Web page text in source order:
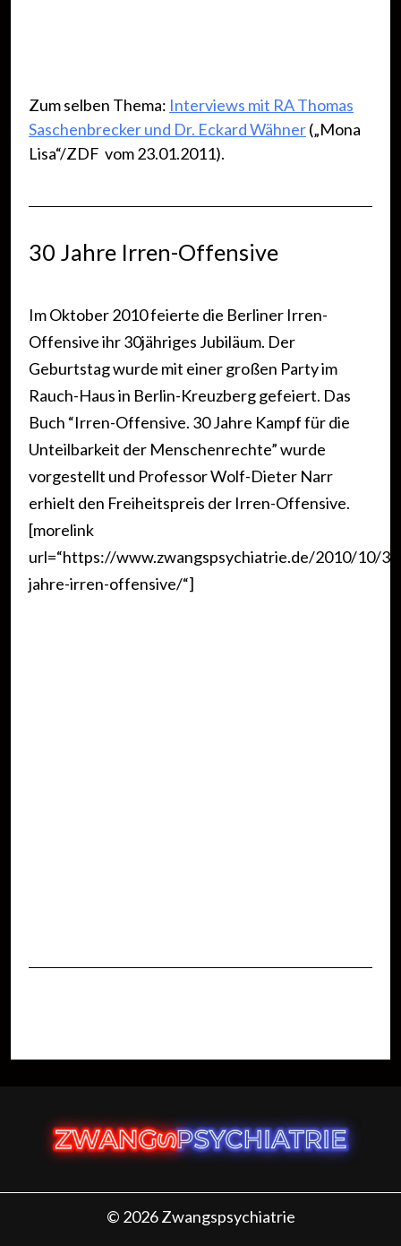
Zum selben Thema: Interviews mit RA Thomas
Saschenbrecker und Dr. Eckard Wähner(„Mona
Lisa“/ZDF vom 23.01.2011).
30 Jahre Irren-Offensive
Im Oktober 2010 feierte die Berliner Irren-
Offensive ihr 30jähriges Jubiläum. Der
Geburtstag wurde mit einer großen Party im
Rauch-Haus in Berlin-Kreuzberg gefeiert. Das
Buch “Irren-Offensive. 30 Jahre Kampf für die
Unteilbarkeit der Menschenrechte” wurde
vorgestellt und Professor Wolf-Dieter Narr
erhielt den Freiheitspreis der Irren-Offensive.
[morelink
url=“https://www.zwangspsychiatrie.de/2010/10/
jahre-irren-offensive/“]
© 2026 Zwangspsychiatrie